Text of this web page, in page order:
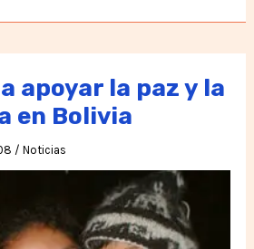
apoyar la paz y la
en Bolivia
/Noticias